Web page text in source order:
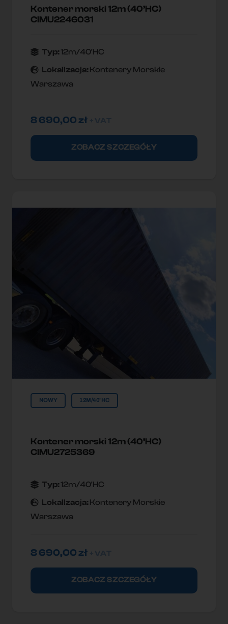
Kontener morski 12m (40’HC)
CIMU2246031
Typ:12m/40'HC
Lokallzacja: Kontenery Morskie
Warszawa
8 690,00zł
ZOBACZ SZCZEGÓŁY
NOWY 12M/40'HC
Kontener morski 12m (40’HC)
CIMU2725369
Typ:12m/40'HC
Lokallzacja: Kontenery Morskie
Warszawa
8 690,00zł
ZOBACZ SZCZEGÓŁY